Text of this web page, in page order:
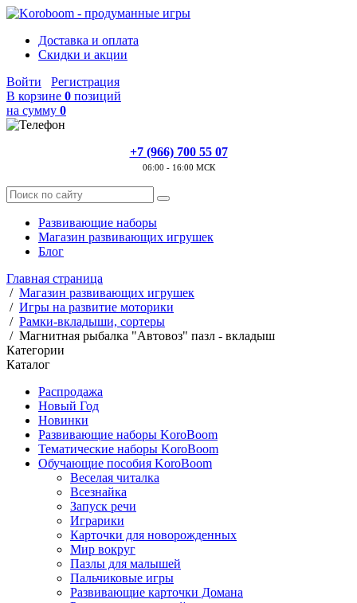
Доставка и оплата
Скидки и акции
Войти
Регистрация
В корзине 0 позиций
на сумму 0
+7 (966) 700 55 07
06:00 - 16:00 МСК
Развивающие наборы
Магазин развивающих игрушек
Блог
Главная страница
/ Магазин развивающих игрушек
/ Игры на развитие моторики
/ Рамки-вкладыши, сортеры
/ Магнитная рыбалка "Автовоз" пазл - вкладыш
Категории
Каталог
Распродажа
Новый Год
Новинки
Развивающие наборы KoroBoom
Тематические наборы KoroBoom
Обучающие пособия KoroBoom
Веселая читалка
Всезнайка
Запуск речи
Играрики
Карточки для новорожденных
Мир вокруг
Пазлы для малышей
Пальчиковые игры
Развивающие карточки Домана